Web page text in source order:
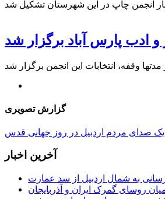
و ادب پارس آباد برگزار شد
گزارش تصویری
صدای مردم اردبیل در روز جهانی قدس
آخرین اخبار
روسای گمرک ایران و آذربایجان